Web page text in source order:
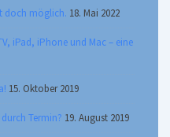
doch möglich. 18. Mai 2022
iPad, iPhone und Mac – eine
15. Oktober 2019
Termin? 19. August 2019